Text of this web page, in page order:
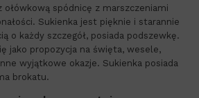
spódnicę z marszczeniami
Sukienka jest pięknie i starannie
o każdy szczegół, posiada podszewkę.
jako propozycja na święta, wesele,
wyjątkowe okazje. Sukienka posiada
brokatu.